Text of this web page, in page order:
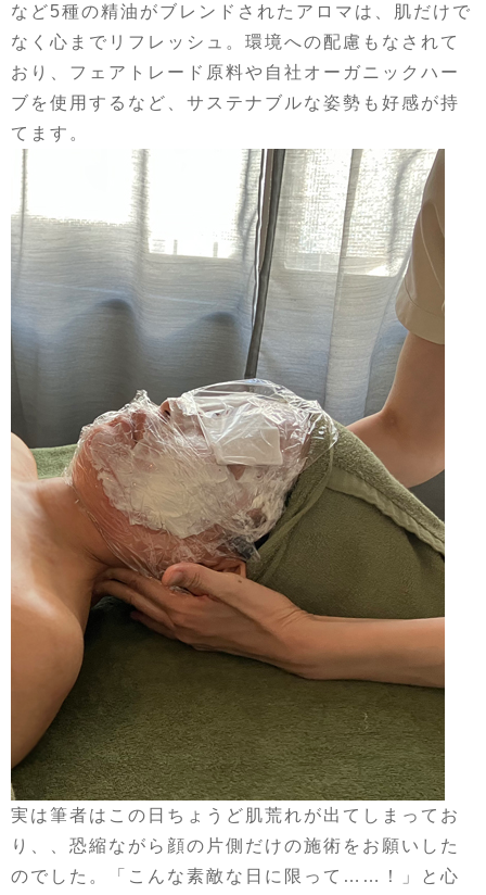
など5種の精油がブレンドされたアロマは、肌だけで
なく心までリフレッシュ。環境への配慮もなされて
おり、フェアトレード原料や自社オーガニックハー
ブを使用するなど、サステナブルな姿勢も好感が持
てます。
実は筆者はこの日ちょうど肌荒れが出てしまってお
り、、恐縮ながら顔の片側だけの施術をお願いした
のでした。「こんな素敵な日に限って……！」と心